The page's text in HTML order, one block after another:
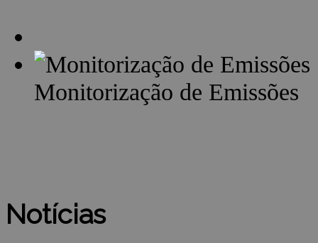
Monitorização de Emissões
Notícias